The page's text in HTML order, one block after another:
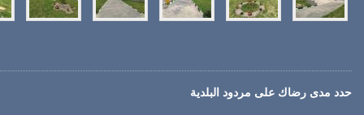
حدد مدى رضاك على مردود البلدية